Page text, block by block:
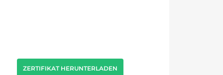
ZERTIFIKAT HERUNTERLADEN